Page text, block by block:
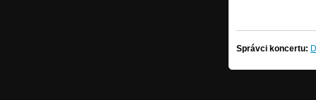
Správci koncertu: